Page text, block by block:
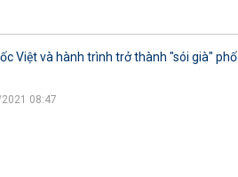
Việt và hành trình trở thành "sói già" phố
08:47